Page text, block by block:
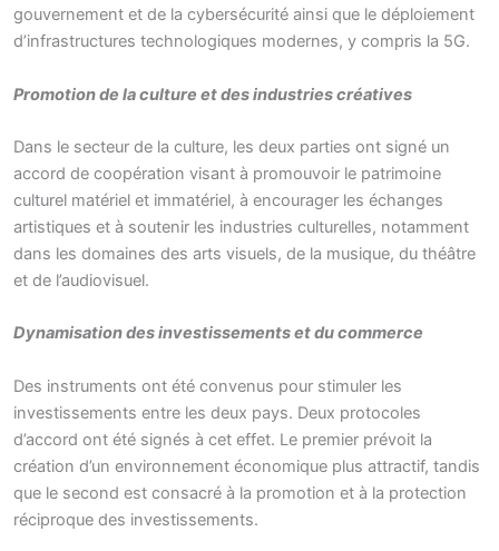
gouvernement et de la cybersécurité ainsi que le déploiement
d’infrastructures technologiques modernes, y compris la 5G.
Promotion de la culture et des industries créatives
Dans le secteur de la culture, les deux parties ont signé un
accord de coopération visant à promouvoir le patrimoine
culturel matériel et immatériel, à encourager les échanges
artistiques et à soutenir les industries culturelles, notamment
dans les domaines des arts visuels, de la musique, du théâtre
et de l’audiovisuel.
Dynamisation des investissements et du commerce
Des instruments ont été convenus pour stimuler les
investissements entre les deux pays. Deux protocoles
d’accord ont été signés à cet effet. Le premier prévoit la
création d’un environnement économique plus attractif, tandis
que le second est consacré à la promotion et à la protection
réciproque des investissements.